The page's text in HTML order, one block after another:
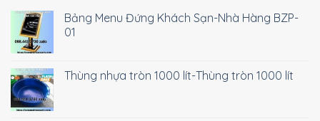
Bảng Menu Đứng Khách Sạn-Nhà Hàng BZP-
01
Thùng nhựa tròn 1000 lít-Thùng tròn 1000 lít